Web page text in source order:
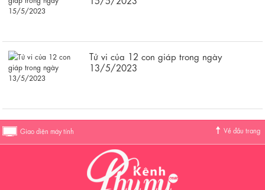
Tử vi của 12 con giáp trong ngày
13/5/2023
Giao diện máy tính Về đầu trang